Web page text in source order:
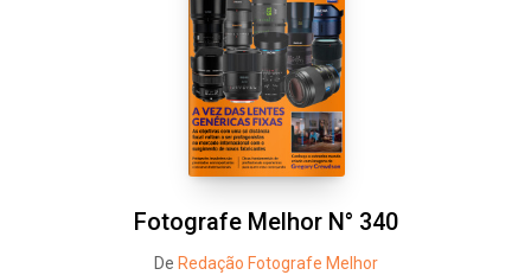
Fotografe Melhor N° 340
De Redação Fotografe Melhor